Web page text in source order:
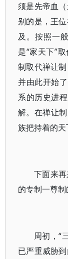
须是先帝血
别的是，王
及。按照一
是“家天下”
制取代禅让
并由此开始
系的历史进
解。在禅让
族把持着的天
下面来
的专制一尊制
周初，“
已严重威胁